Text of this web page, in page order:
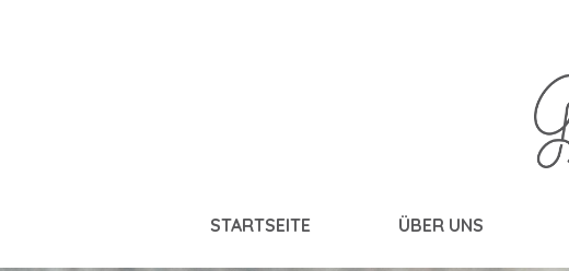
STARTSEITE ÜBER UNS